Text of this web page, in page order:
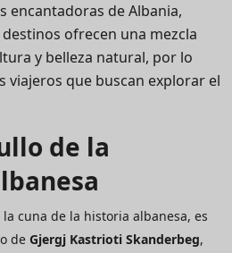
encantadoras de Albania,
destinos ofrecen una mezcla
y belleza natural, por lo
viajeros que buscan explorar el
de la
la cuna de la historia albanesa, es
de Gjergj Kastrioti Skanderbeg,